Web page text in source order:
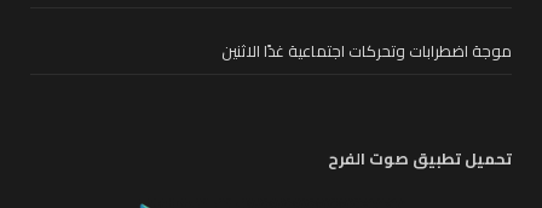
موجة اضطرابات وتحركات اجتماعية غدًا الاثنين
تحميل تطبيق صوت الفرح